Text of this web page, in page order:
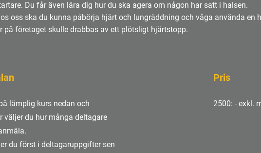
Du får även lära dig hur du ska agera om någon har satt i halsen.
oss ska du kunna påbörja hjärt och lungräddning och våga använda en
på företaget skulle drabbas av ett plötsligt hjärtstopp.
lämplig kurs nedan och
väljer du hur många deltagare
du först i deltagaruppgifter sen
Pris
2500: - exkl.